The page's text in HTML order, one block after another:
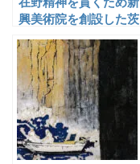
興美術院を創設した茨
木杉風